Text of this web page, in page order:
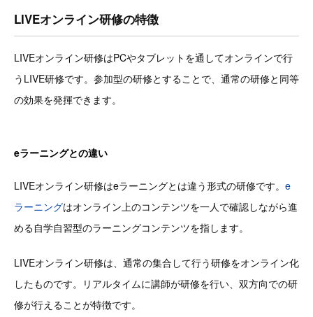
LIVEオンライン研修の特徴
LIVEオンライン研修はPCやタブレットを通してオンラインで行
うLIVE研修です。参加型の研修とすることで、通常の研修と同等
の効果を発揮できます。
eラーニングとの違い
LIVEオンライン研修はeラーニングとは違う形式の研修です。 e
ラーニングはオンライン上のコンテンツを一人で確認しながら進
める自学自習型のラーニングコンテンツを指します。
LIVEオンライン研修は、通常の集合して行う研修をオンライン化
したものです。リアルタイムに講師が研修を行い、双方向での研
修が行えることが特徴です。